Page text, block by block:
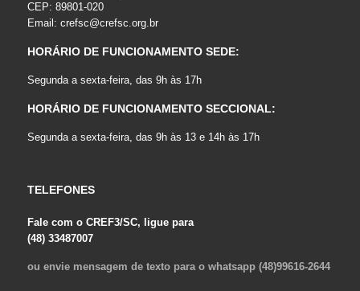
CEP: 89801-020
Email: crefsc@crefsc.org.br
HORÁRIO DE FUNCIONAMENTO SEDE:
Segunda a sexta-feira, das 9h às 17h
HORÁRIO DE FUNCIONAMENTO SECCIONAL:
Segunda a sexta-feira, das 9h às 13 e 14h às 17h
TELEFONES
Fale com o CREF3/SC, ligue para
(48) 33487007
ou envie mensagem de texto para o whatsapp (48)99616-2644